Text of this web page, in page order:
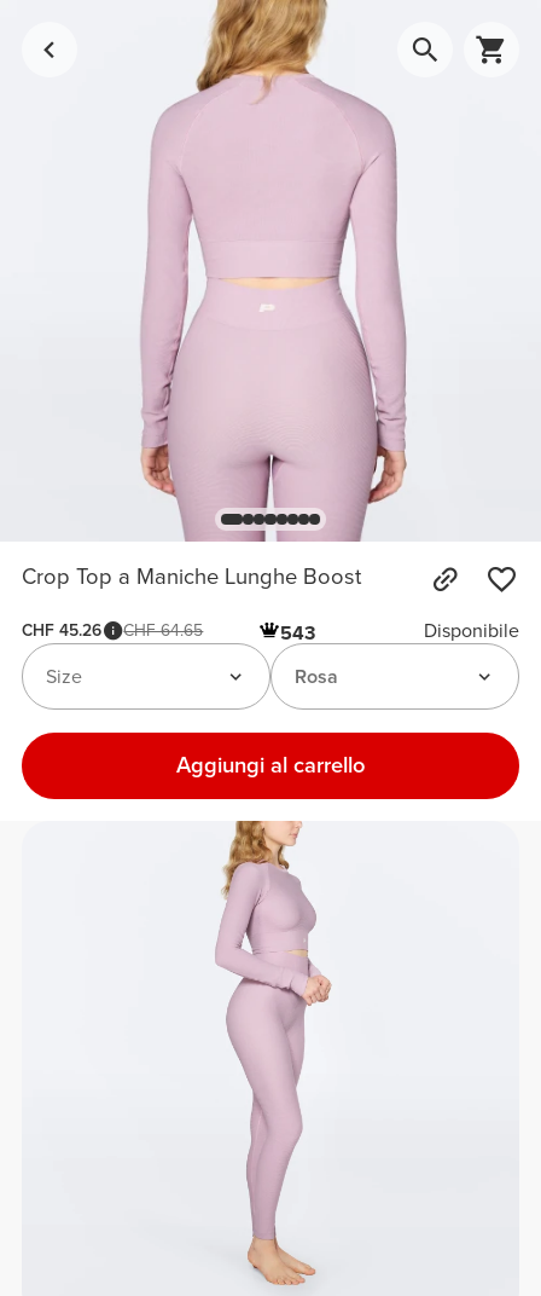
Crop Top a Maniche Lunghe Boost
CHF 45.26 CHF 64.65 543
Disponibile
Rosa
Size
Aggiungi al carrello